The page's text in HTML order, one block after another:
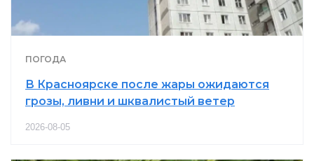
ПОГОДА
В Красноярске после жары ожидаются
грозы, ливни и шквалистый ветер
2026-08-05